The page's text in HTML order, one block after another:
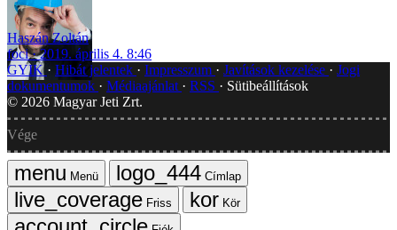
Haszán Zoltán
foci
2019. április 4. 8:46
GYIK
Hibát jelentek Impresszum Javítások kezelése
Jogi
dokumentumok
Médiaajánlat RSS
Sütibeállítások
© 2026 Magyar Jeti Zrt.
Vége
Menü
Címlap
Friss
Kör